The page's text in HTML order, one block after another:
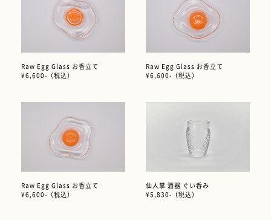
Raw Egg Glass お香立て
¥6,600-（税込）
Raw Egg Glass お香立て
¥6,600-（税込）
Raw Egg Glass お香立て
¥6,600-（税込）
仙人掌 酒器 ぐい呑み
¥5,830-（税込）